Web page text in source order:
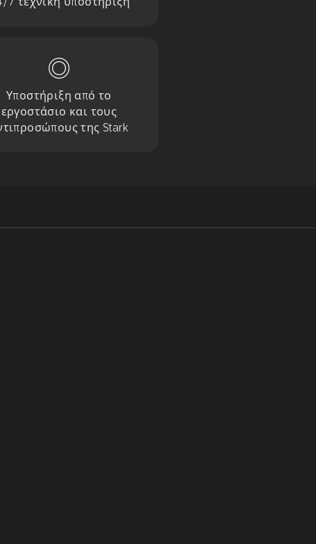
Υποστήριξη από το
εργοστάσιο και τους
της Stark